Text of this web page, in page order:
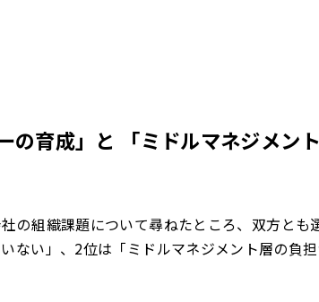
の育成」と 「ミドルマネジメン
の組織課題について尋ねたところ、双方とも
ない」、2位は「ミドルマネジメント層の負